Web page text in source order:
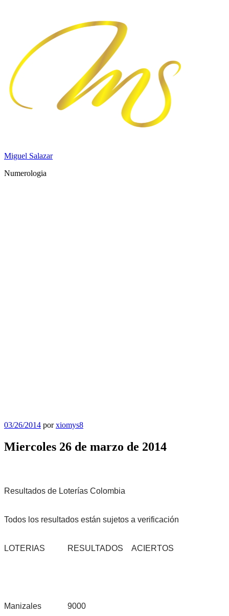
Miguel Salazar
Numerologia
Publicado
03/26/2014 porxiomys8
Miercoles 26 de marzo de 2014
Resultados de Loterías Colombia
Todos los resultados están sujetos a verificación
LOTERIAS RESULTADOS ACIERTOS
Manizales 9000